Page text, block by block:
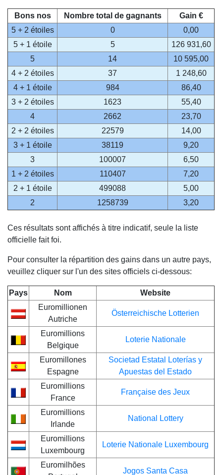
Bons nos Nombre total de gagnants
Gain €
5 + 2 étoiles
0
0,00
5 + 1 étoile
5
126 931,60
5
14
10 595,00
4 + 2 étoiles
37
1 248,60
4 + 1 étoile
984
86,40
3 + 2 étoiles
1623
55,40
4
2662
23,70
2 + 2 étoiles
22579
14,00
3 + 1 étoile
38119
9,20
3
100007
6,50
1 + 2 étoiles
110407
7,20
2 + 1 étoile
499088
5,00
2
1258739 3,20
Ces résultats sont affichés à titre indicatif, seule la liste
officielle fait foi.
Pour consulter la répartition des gains dans un autre pays,
veuillez cliquer sur l'un des sites officiels ci-dessous:
Pays Nom
Website
Euromillionen
Autriche
Österreichische Lotterien
Euromillions
Belgique
Loterie Nationale
Euromillones
Espagne
Societad Estatal Loterías y
Apuestas del Estado
Euromillions
France
Française des Jeux
Euromillions
Irlande
National Lottery
Euromillions
Luxembourg
Loterie Nationale Luxembourg
Euromilhões
Jogos Santa Casa